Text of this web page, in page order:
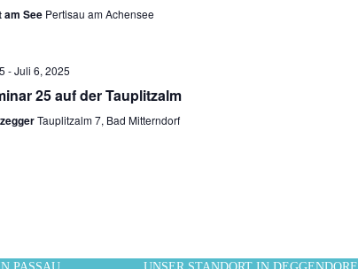
am See Pertisau am Achensee
-Juli 6, 2025
25 auf der Tauplitzalm
Tauplitzalm 7, Bad Mitterndorf